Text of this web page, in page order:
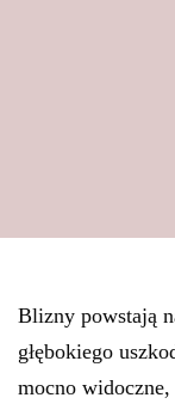
Blizny powstają
głębokiego
mocno